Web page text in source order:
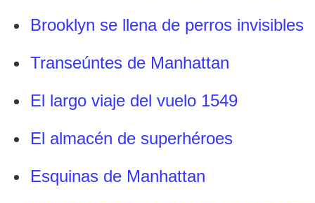
Brooklyn se llena de perros invisibles
Transeúntes de Manhattan
El largo viaje del vuelo 1549
El almacén de superhéroes
Esquinas de Manhattan